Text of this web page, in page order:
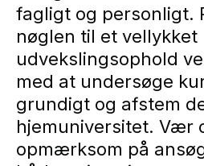
fagligt og personligt.
nøglen til et vellykket
udvekslingsophold
med at undersøge
grundigt og afstem
hjemuniversitet. Vær
opmærksom på